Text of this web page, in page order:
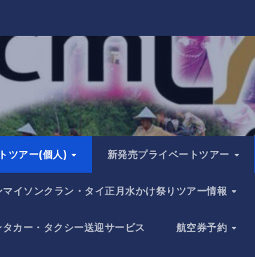
ツアー(個人) 新発売プライベートツアー
マイソンクラン・タイ正月水かけ祭りツアー情報
タカー・タクシー送迎サービス 航空券予約